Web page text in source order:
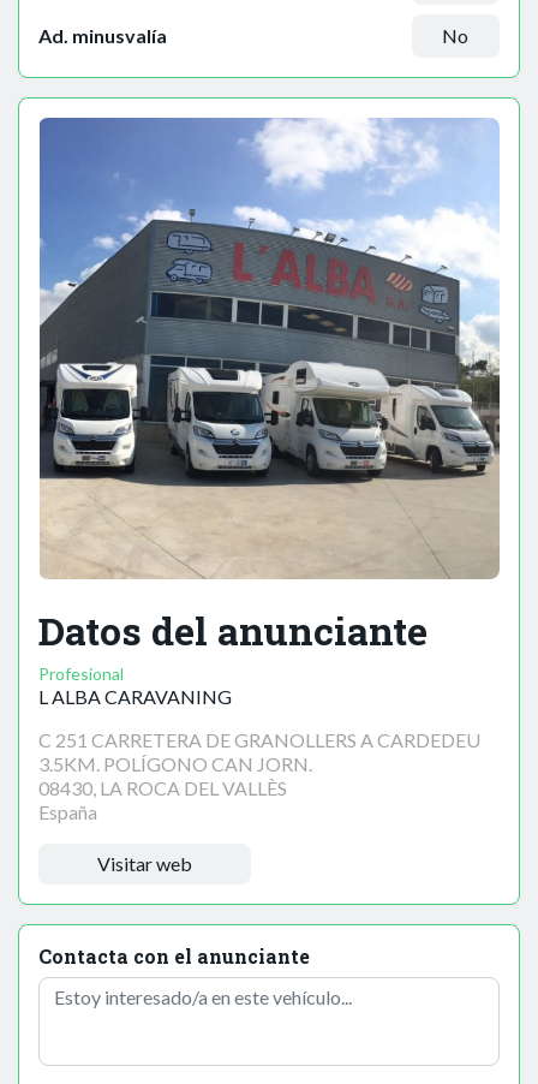
Ad. minusvalía No
Datos del anunciante
Profesional
L ALBA CARAVANING
C 251 CARRETERA DE GRANOLLERS A CARDEDEU
3.5KM. POLÍGONO CAN JORN.
08430, LA ROCA DEL VALLÈS
España
Visitar web
Contacta con el anunciante